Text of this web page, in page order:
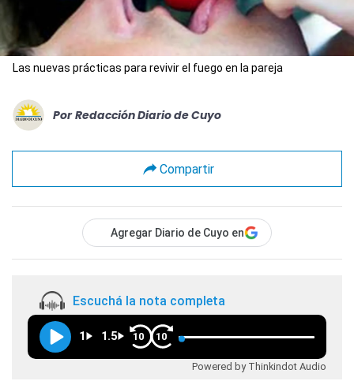
Las nuevas prácticas para revivir el fuego en la pareja
Por Redacción Diario de Cuyo
Compartir
Agregar Diario de Cuyo en
Escuchá la nota completa
1 1.5 10 10
Powered by Thinkindot Audio